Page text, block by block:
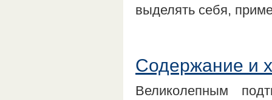
выделять себя,
Содержание и
Великолепным